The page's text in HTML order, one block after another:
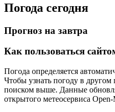
Погода сегодня
Прогноз на завтра
Как пользоваться
Погода определяется
Чтобы узнать погоду в другом
поиском выше. Данные
открытого метеосервиса Open-